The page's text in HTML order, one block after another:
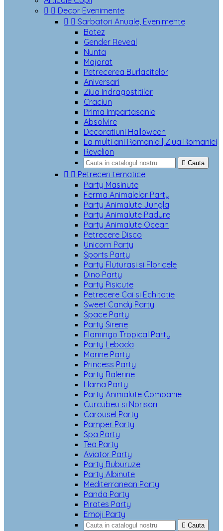
  Decor Evenimente
  Sarbatori Anuale, Evenimente
Botez
Gender Reveal
Nunta
Majorat
Petrecerea Burlacitelor
Aniversari
Ziua Indragostitilor
Craciun
Prima Impartasanie
Absolvire
Decoratiuni Halloween
La multi ani Romania | Ziua Romaniei
Revelion
 Cauta
  Petreceri tematice
Party Masinute
Ferma Animalelor Party
Party Animalute Jungla
Party Animalute Padure
Party Animalute Ocean
Petrecere Disco
Unicorn Party
Sports Party
Party Fluturasi si Floricele
Dino Party
Party Pisicute
Petrecere Cai si Echitatie
Sweet Candy Party
Space Party
Party Sirene
Flamingo Tropical Party
Party Lebada
Marine Party
Princess Party
Party Balerine
Llama Party
Party Animalute Companie
Curcubeu si Norisori
Carousel Party
Pamper Party
Spa Party
Tea Party
Aviator Party
Party Buburuze
Party Albinute
Mediterranean Party
Panda Party
Pirates Party
Emoji Party
 Cauta